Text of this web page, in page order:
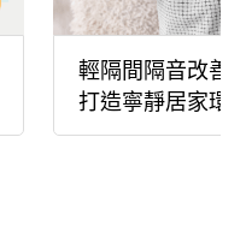
輕隔間隔音改善
打造寧靜居家環